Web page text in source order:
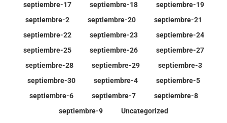
septiembre-17
septiembre-18
septiembre-19
septiembre-2
septiembre-20
septiembre-21
septiembre-22
septiembre-23
septiembre-24
septiembre-25
septiembre-26
septiembre-27
septiembre-28
septiembre-29
septiembre-3
septiembre-30
septiembre-4
septiembre-5
septiembre-6
septiembre-7
septiembre-8
septiembre-9
Uncategorized